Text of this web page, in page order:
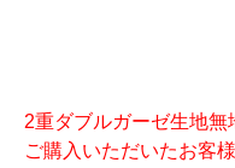
2重ダブルガーゼ生地無
ご購入いただいたお客